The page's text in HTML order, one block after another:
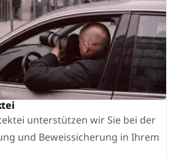
unterstützen wir Sie bei der
und Beweissicherung in Ihrem